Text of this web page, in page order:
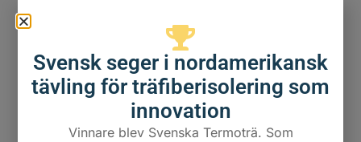
Svensk seger i nordamerikansk
tävling för träfiberisolering som
innovation
Vinnare blev Svenska Termoträ. Som